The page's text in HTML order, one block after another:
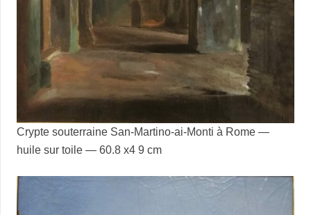
Crypte souterraine San-Martino-ai-Monti à Rome —
huile sur toile — 60.8 x4 9 cm